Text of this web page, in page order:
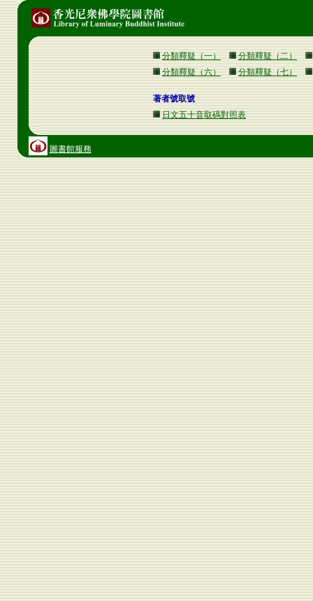
分類釋疑（一）
分類釋疑（二）
分類釋疑（六）
分類釋疑（七）
著者號取號
日文五十音取碼對照表
圖書館服務